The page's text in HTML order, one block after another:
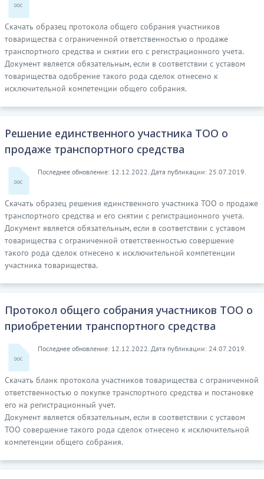
Скачать образец протокола общего собрания участников
товарищества с ограниченной ответственностью о продаже
транспортного средства и снятии его с регистрационного учета.
Документ является обязательным, если в соответствии с уставом
товарищества одобрение такого рода сделок отнесено к
исключительной компетенции общего собрания.
Решение единственного участника ТОО о
продаже транспортного средства
Последнее обновление: 12.12.2022. Дата публикации: 25.07.2019.
Скачать образец решения единственного участника ТОО о продаже
транспортного средства и его снятии с регистрационного учета.
Документ является обязательным, если в соответствии с уставом
товарищества с ограниченной ответственностью совершение
такого рода сделок отнесено к исключительной компетенции
участника товарищества.
Протокол общего собрания участников ТОО о
приобретении транспортного средства
Последнее обновление: 12.12.2022. Дата публикации: 24.07.2019.
Скачать бланк протокола участников товарищества с ограниченной
ответственностью о покупке транспортного средства и постановке
его на регистрационный учет.
Документ является обязательным, если в соответствии с уставом
ТОО совершение такого рода сделок отнесено к исключительной
компетенции общего собрания.